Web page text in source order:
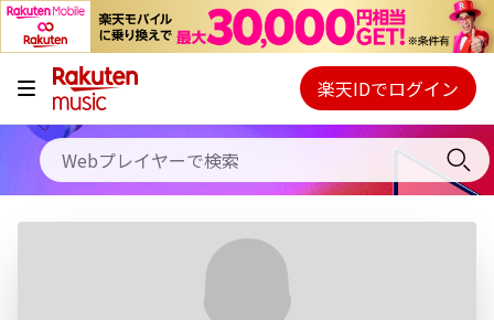
キャンペーン
料金プラン
使い方
Webプレイヤー
ご契約内容の確認・変更
楽天IDでログイン